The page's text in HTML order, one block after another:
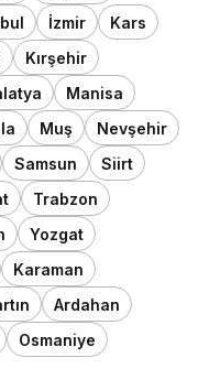
İzmir
Kars
Kırşehir
Manisa
Muş
Nevşehir
Samsun
Siirt
Trabzon
Yozgat
Karaman
Ardahan
Osmaniye